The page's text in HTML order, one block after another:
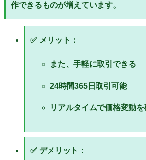
作できるものが増えています。
✅ メリット：
また、手軽に取引できる
24時間365日取引可能
リアルタイムで価格変動
✅ デメリット：